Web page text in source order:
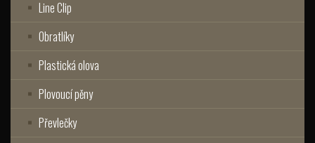
Line Clip
Obratlíky
Plastická olova
Plovoucí pěny
Převlečky